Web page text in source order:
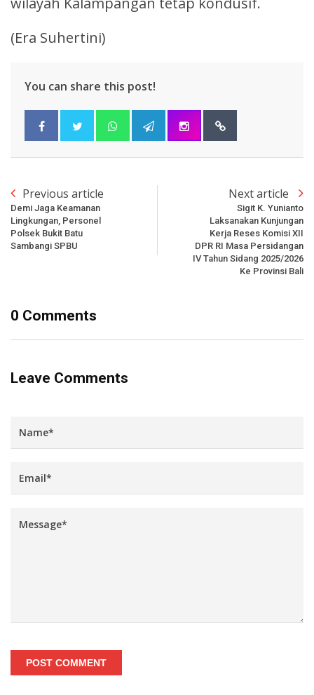
(Era Suhertini)
You can share this post!
Previous article
Demi Jaga Keamanan
Lingkungan, Personel
Polsek Bukit Batu
Sambangi SPBU
Next article
Sigit K. Yunianto
Laksanakan Kunjungan
Kerja Reses Komisi XII
DPR RI Masa Persidangan
IV Tahun Sidang 2025/2026
Ke Provinsi Bali
0 Comments
Leave Comments
POST COMMENT